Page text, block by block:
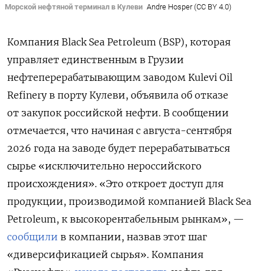
Морской нефтяной терминал в Кулеви Andre Hosper (CC BY 4.0)
Компания Black Sea Petroleum (BSP), которая
управляет единственным в Грузии
нефтеперерабатывающим заводом Kulevi Oil
Refinery в порту Кулеви, объявила об отказе
от закупок российской нефти. В сообщении
отмечается, что начиная с августа-сентября
2026 года на заводе будет перерабатываться
сырье «исключительно нероссийского
происхождения». «Это откроет доступ для
продукции, производимой компанией Black Sea
Petroleum, к высокорентабельным рынкам», —
сообщили в компании, назвав этот шаг
«диверсификацией сырья». Компания